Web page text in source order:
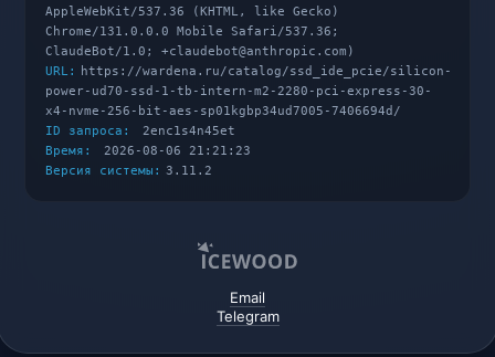
AppleWebKit/537.36 (KHTML, like Gecko)
Chrome/131.0.0.0 Mobile Safari/537.36;
ClaudeBot/1.0; +claudebot@anthropic.com)
URL:
https://wardena.ru/catalog/ssd_ide_pcie/silicon-
power-ud70-ssd-1-tb-intern-m2-2280-pci-express-30-
x4-nvme-256-bit-aes-sp01kgbp34ud7005-7406694d/
ID запроса:
2enc1s4n45et
Время:
2026-08-06 21:21:23
Версия системы: 3.11.2
Email
Telegram